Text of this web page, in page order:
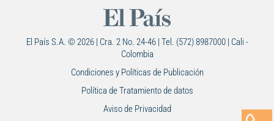
El País S.A. © 2026 | Cra. 2 No. 24-46 | Tel. (572) 8987000 | Cali -
Colombia
Condiciones y Políticas de Publicación
Política de Tratamiento de datos
Aviso de Privacidad